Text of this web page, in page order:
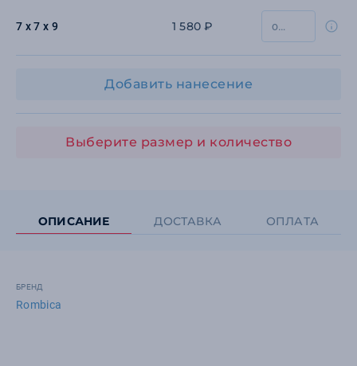
7 х 7 х 9 1 580 ₽
Добавить нанесение
Выберите размер и количество
ОПИСАНИЕ ДОСТАВКА ОПЛАТА
БРЕНД
Rombica